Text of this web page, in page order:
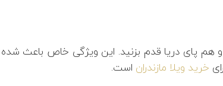
پای دریا قدم بزنید. این ویژگی خاص باعث
خرید ویلا مازندران است.